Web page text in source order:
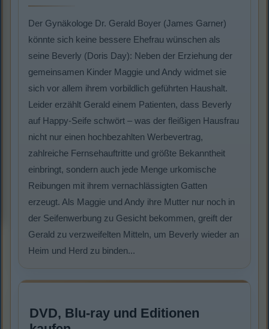
Der Gynäkologe Dr. Gerald Boyer (James Garner)
könnte sich keine bessere Ehefrau wünschen als
seine Beverly (Doris Day): Neben der Erziehung der
gemeinsamen Kinder Maggie und Andy widmet sie
sich vor allem ihrem vorbildlich geführten Haushalt.
Leider erzählt Gerald einem Patienten, dass Beverly
auf Happy-Seife schwört – was der fleißigen Hausfrau
nicht nur einen hochbezahlten Werbevertrag,
zahlreiche Fernsehauftritte und größte Bekanntheit
einbringt, sondern auch jede Menge urkomische
Reibungen mit ihrem vernachlässigten Gatten
erzeugt. Als Maggie und Andy ihre Mutter nur noch in
der Seifenwerbung zu Gesicht bekommen, greift der
Gerald zu verzweifelten Mitteln, um Beverly wieder an
Heim und Herd zu binden...
DVD, Blu-ray und Editionen